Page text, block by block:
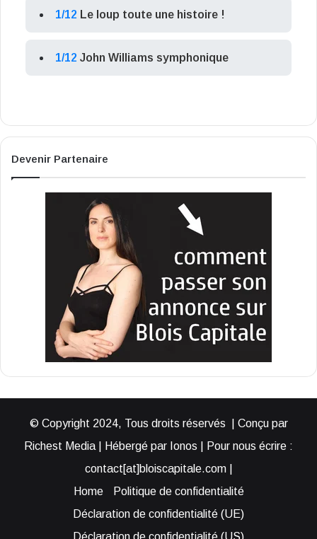
1/12 Le loup toute une histoire !
1/12 John Williams symphonique
Devenir Partenaire
© Copyright 2024, Tous droits réservés | Conçu par
Richest Media | Hébergé par Ionos | Pour nous écrire :
contact[at]bloiscapitale.com |
Home
Politique de confidentialité
Déclaration de confidentialité (UE)
Déclaration de confidentialité (US)